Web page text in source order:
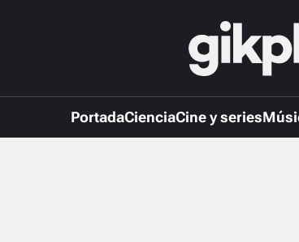
PortadaCienciaCine y series